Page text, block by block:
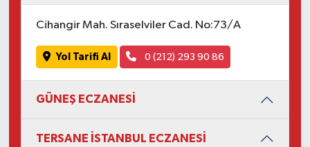
Cihangir Mah. Sıraselviler Cad. No:73/A
Yol Tarifi Al 0 (212) 293 90 86
GÜNEŞ ECZANESİ
TERSANE İSTANBUL ECZANESİ